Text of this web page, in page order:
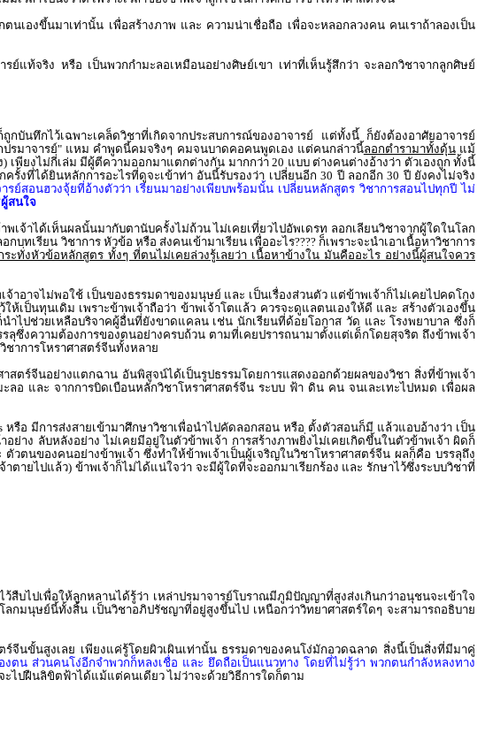
นเองขึ้นมาเท่านั้น เพื่อสร้างภาพ และ ความน่าเชื่อถือ เพื่อจะหลอกลวงคน คนเราถ้าลองเป็น
ย์แท้จริง หรือ เป็นพวกกำมะลอเหมือนอย่างศิษย์เขา เท่าที่เห็นรู้สึกว่า จะลอกวิชาจากลูกศิษย์
บันทึกไว้เฉพาะเคล็ดวิชาที่เกิดจากประสบการณ์ของอาจารย์ แต่ทั้งนี้ ก็ยังต้องอาศัยอาจารย์
ปรมาจารย์" แหม คำพูดนี้คมจริงๆ คมจนบาดคอคนพูดเอง แต่คนกล่าวนี้ลอกตำรามาทั้งดุ้นแม้
พียงไม่กี่เล่ม มีผู้ตีความออกมาแตกต่างกัน มากกว่า 20 แบบ ต่างคนต่างอ้างว่า ตัวเองถูก ทั้งนี้
งที่ได้ยินหลักการอะไรที่ดูจะเข้าท่า อันนี้รับรองว่า เปลี่ยนอีก 30 ปี ลอกอีก 30 ปี ยังคงไม่จริง
รย์สอนฮวงจุ้ยที่อ้างตัวว่า เรียนมาอย่างเพียบพร้อมนั้น เปลี่ยนหลักสูตร วิชาการสอนไปทุกปี ไม่
ผู้สนใจ
เจ้าได้เห็นผลนั้นมากับตานับครั้งไม่ถ้วน ไม่เคยเที่ยวไปอัพเดรท ลอกเลียนวิชาจากผู้ใดในโลก
เรียน วิชาการ หัวข้อ หรือ ส่งคนเข้ามาเรียน เพื่ออะไร???? ก็เพราะจะนำเอาเนื้อหาวิชาการ
ทั่งหัวข้อหลักสูตร ทั้งๆ ที่ตนไม่เคยล่วงรู้เลยว่า เนื้อหาข้างใน มันคืออะไร อย่างนี้ผู้สนใจควร
อาจไม่พอใช้ เป็นของธรรมดาของมนุษย์ และ เป็นเรื่องส่วนตัว แต่ข้าพเจ้าก็ไม่เคยไปคดโกง
เป็นทุนเดิม เพราะข้าพเจ้าถือว่า ข้าพเจ้าโตแล้ว ควรจะดูแลตนเองให้ดี และ สร้างตัวเองขึ้น
ไปช่วยเหลือบริจาคผู้อื่นที่ยังขาดแคลน เช่น นักเรียนที่ด้อยโอกาส วัด และ โรงพยาบาล ซึ่งก็
งความต้องการของตนอย่างครบถ้วน ตามที่เคยปรารถนามาตั้งแต่เด็กโดยสุจริต ถึงข้าพเจ้า
าการโหราศาสตร์จีนทั้งหลาย
ตร์จีนอย่างแตกฉาน อันพิสูจน์ได้เป็นรูปธรรมโดยการแสดงออกด้วยผลของวิชา สิ่งที่ข้าพเจ้า
และ จากการบิดเบือนหลักวิชาโหราศาสตร์จีน ระบบ ฟ้า ดิน คน จนเละเทะไปหมด เพื่อผล
รือ มีการส่งสายเข้ามาศึกษาวิชาเพื่อนำไปคัดลอกสอน หรือ ตั้งตัวสอนก็มี แล้วแอบอ้างว่า เป็น
าง ลับหลังอย่าง ไม่เคยมีอยู่ในตัวข้าพเจ้า การสร้างภาพยิ่งไม่เคยเกิดขึ้นในตัวข้าพเจ้า ผิดก็
ตนของคนอย่างข้าพเจ้า ซึ่งทำให้ข้าพเจ้าเป็นผู้เจริญในวิชาโหราศาสตร์จีน ผลก็คือ บรรลุถึง
ยไปแล้ว) ข้าพเจ้าก็ไม่ได้แน่ใจว่า จะมีผู้ใดที่จะออกมาเรียกร้อง และ รักษาไว้ซึ่งระบบวิชาที่
ว้สืบไปเพื่อให้ลูกหลานได้รู้ว่า เหล่าปรมาจารย์โบราณมีภูมิปัญญาที่สูงส่งเกินกว่าอนุชนจะเข้าใจ
กมนุษย์นี้ทั้งสิ้น เป็นวิชาอภิปรัชญาที่อยู่สูงขึ้นไป เหนือกว่าวิทยาศาสตร์ใดๆ จะสามารถอธิบาย
จีนขั้นสูงเลย เพียงแค่รู้โดยผิวเผินเท่านั้น ธรรมดาของคนโง่มักอวดฉลาด สิ่งนี้เป็นสิ่งที่มีมาคู่
ตน ส่วนคนโง่อีกจำพวกก็หลงเชื่อ และ ยึดถือเป็นแนวทาง โดยที่ไม่รู้ว่า พวกตนกำลังหลงทาง
ไปฝืนลิขิตฟ้าได้แม้แต่คนเดียว ไม่ว่าจะด้วยวิธีการใดก็ตาม